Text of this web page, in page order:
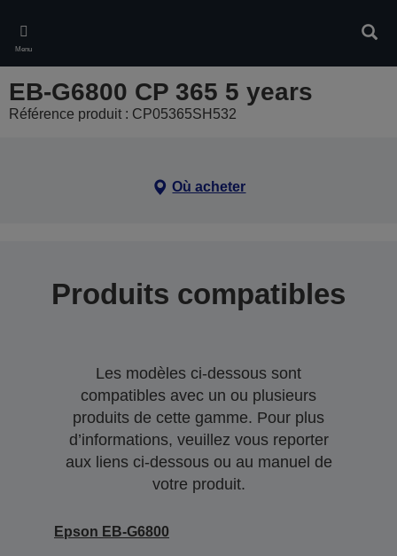
main
content
Menu
EB-G6800 CP 365 5 years
Référence produit : CP05365SH532
Où acheter
Produits compatibles
Les modèles ci-dessous sont
compatibles avec un ou plusieurs
produits de cette gamme. Pour plus
d’informations, veuillez vous reporter
aux liens ci-dessous ou au manuel de
votre produit.
Epson EB-G6800